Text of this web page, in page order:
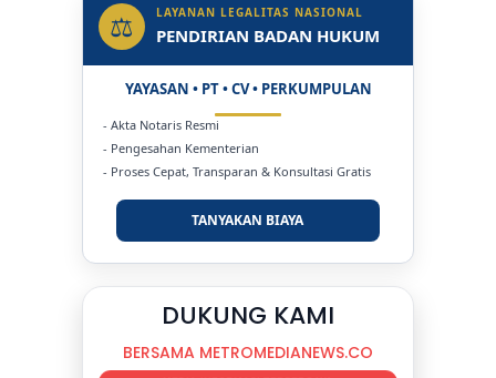
⚖ LAYANAN LEGALITAS NASIONAL
PENDIRIAN BADAN HUKUM
YAYASAN • PT • CV • PERKUMPULAN
- Akta Notaris Resmi
- Pengesahan Kementerian
- Proses Cepat, Transparan & Konsultasi Gratis
TANYAKAN BIAYA
DUKUNG KAMI
BERSAMA METROMEDIANEWS.CO